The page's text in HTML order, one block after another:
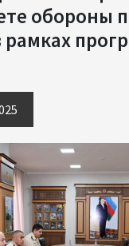
обороны
рамках